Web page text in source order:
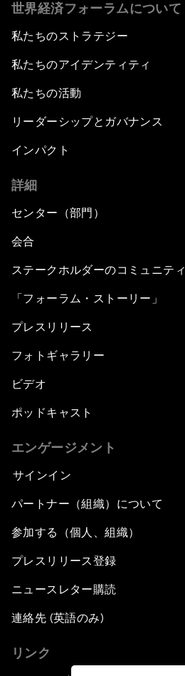
世界経済フォーラムについて
私たちのストラテジー
私たちのアイデンティティ
私たちの活動
リーダーシップとガバナンス
インパクト
詳細
センター（部門）
会合
ステークホルダーのコミュニティ
「フォーラム・ストーリー」
プレスリリース
フォトギャラリー
ビデオ
ポッドキャスト
エンゲージメント
サインイン
パートナー（組織）について
参加する（個人、組織）
プレスリリース登録
ニュースレター購読
連絡先 (英語のみ)
リンク